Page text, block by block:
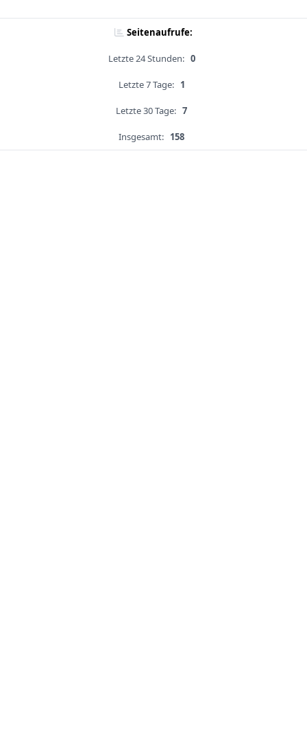
Seitenaufrufe:
Letzte 24 Stunden: 0
Letzte 7 Tage: 1
Letzte 30 Tage: 7
Insgesamt: 158